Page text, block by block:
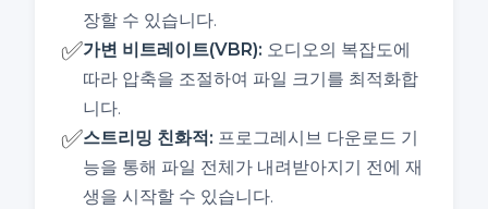
장할 수 있습니다.
✅가변 비트레이트(VBR): 오디오의 복잡도에
따라 압축을 조절하여 파일 크기를 최적화합
니다.
✅스트리밍 친화적: 프로그레시브 다운로드 기
능을 통해 파일 전체가 내려받아지기 전에 재
생을 시작할 수 있습니다.